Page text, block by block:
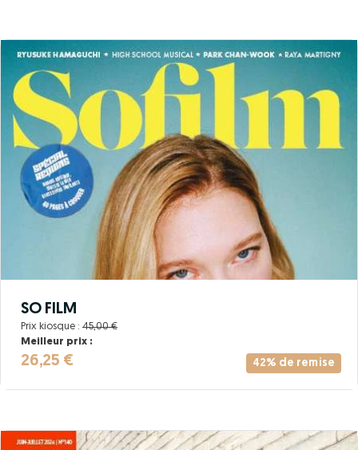
42% de remise
SO FILM
Prix kiosque : 45,00 €
Meilleur prix :
26,25 €